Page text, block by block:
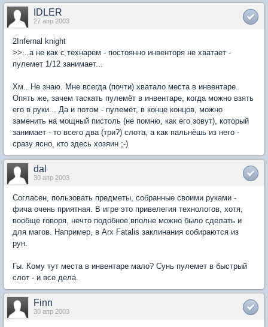
IDLER
27 апр 2003
2Infernal knight
>>...а не как с технарем - постоянно инвенторя не хватает -
пулемет 1/12 занимает...
Хм.. Не знаю. Мне всегда (почти) хватало места в инвентаре.
Опять же, зачем таскать пулемёт в инвентаре, когда можно взять
его в руки... Да и потом - пулемёт, в конце концов, можно
заменить на мощный пистоль (не помню, как его зовут), который
занимает - то всего два (три?) слота, а как пальнёшь из него -
сразу ясно, кто здесь хозяин ;-)
dal
30 апр 2003
Согласен, пользовать предметы, собранные своими руками -
фича очень приятная. В игре это привелегия технологов, хотя,
вообще говоря, нечто подобное вполне можно было сделать и
для магов. Например, в Arx Fatalis заклинания собираются из
рун.
Гы. Кому тут места в инвентаре мало? Сунь пулемет в быстрый
слот - и все дела.
Finn
30 апр 2003